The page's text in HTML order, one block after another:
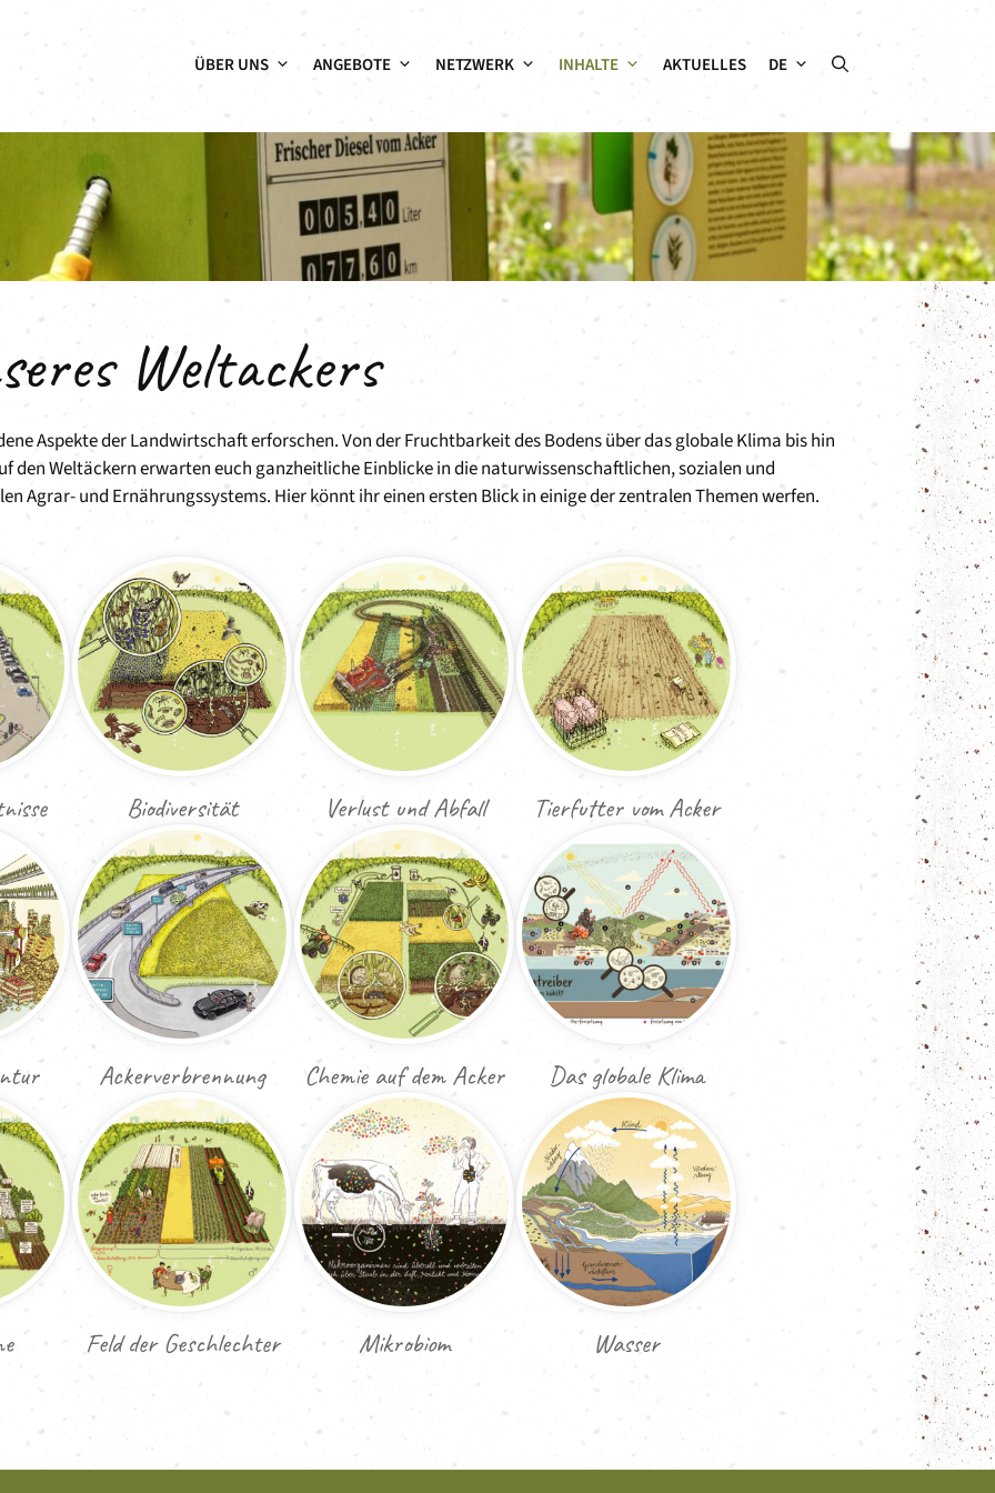
ÜBER UNS ANGEBOTE NETZWERK INHALTE AKTUELLES DE
Weltackers
Aspekte der Landwirtschaft erforschen. Von der Fruchtbarkeit des Bodens über das globale Klima bis hin
den Weltäckern erwarten euch ganzheitliche Einblicke in die naturwissenschaftlichen, sozialen und
Agrar- und Ernährungssystems. Hier könnt ihr einen ersten Blick in einige der zentralen Themen werfen.
Biodiversität Verlust und Abfall Tierfutter vom Acker
Ackerverbrennung Chemie auf dem Acker Das globale Klima
Feld der Geschlechter Mikrobiom Wasser